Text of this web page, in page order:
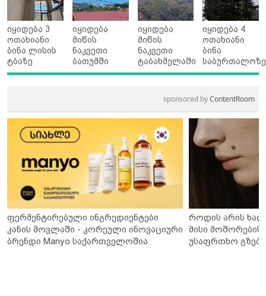
იყიდება 3
ოთახიანი
ბინა ლისის
ტბაზე
იყიდება
მიწის
ნაკვეთი
ბათუმში
იყიდება
მიწის
ნაკვეთი
ტაბახმელაში
იყიდება 4
ოთახიანი
ბინა
საბურთალოზე
sponsored byContentRoom
ფერმენტირებული ინგრედიენტები
კანის მოვლაში - კორეული ინოვაციური
ბრენდი Manyo საქართველოშია
როდის არის
მისი მოშორების
უსაფრთხო გზები